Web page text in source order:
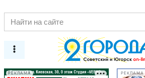
РЕКЛАМА РЕКЛАМА